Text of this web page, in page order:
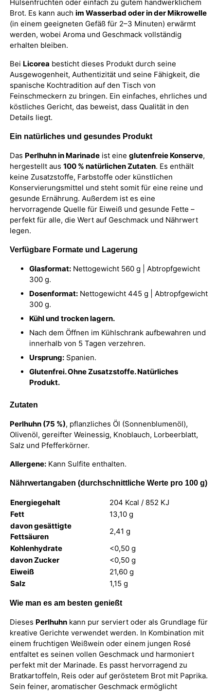
Hülsenfrüchten oder einfach zu gutem handwerklichem
Brot. Es kann auch im Wasserbad oder in der Mikrowelle
(in einem geeigneten Gefäß für 2–3 Minuten) erwärmt
werden, wobei Aroma und Geschmack vollständig
erhalten bleiben.
Bei Licorea besticht dieses Produkt durch seine
Ausgewogenheit, Authentizität und seine Fähigkeit, die
spanische Kochtradition auf den Tisch von
Feinschmeckern zu bringen. Ein einfaches, ehrliches und
köstliches Gericht, das beweist, dass Qualität in den
Details liegt.
Ein natürliches und gesundes Produkt
Das Perlhuhn in Marinade ist eine glutenfreie Konserve,
hergestellt aus 100 % natürlichen Zutaten. Es enthält
keine Zusatzstoffe, Farbstoffe oder künstlichen
Konservierungsmittel und steht somit für eine reine und
gesunde Ernährung. Außerdem ist es eine
hervorragende Quelle für Eiweiß und gesunde Fette –
perfekt für alle, die Wert auf Geschmack und Nährwert
legen.
Verfügbare Formate und Lagerung
Glasformat: Nettogewicht 560 g | Abtropfgewicht
300 g.
Dosenformat: Nettogewicht 445 g | Abtropfgewicht
300 g.
Kühl und trocken lagern.
Nach dem Öffnen im Kühlschrank aufbewahren und
innerhalb von 5 Tagen verzehren.
Ursprung: Spanien.
Glutenfrei. Ohne Zusatzstoffe. Natürliches
Produkt.
Zutaten
Perlhuhn (75 %), pflanzliches Öl (Sonnenblumenöl),
Olivenöl, gereifter Weinessig, Knoblauch, Lorbeerblatt,
Salz und Pfefferkörner.
Allergene: Kann Sulfite enthalten.
Nährwertangaben (durchschnittliche Werte pro 100 g)
Energiegehalt
204 Kcal / 852 KJ
Fett
13,10 g
davon gesättigte
Fettsäuren
2,41 g
Kohlenhydrate
<0,50 g
davon Zucker
<0,50 g
Eiweiß
21,60 g
Salz
1,15 g
Wie man es am besten genießt
Dieses Perlhuhn kann pur serviert oder als Grundlage für
kreative Gerichte verwendet werden. In Kombination mit
einem fruchtigen Weißwein oder einem jungen Rosé
entfaltet es seinen vollen Geschmack und harmoniert
perfekt mit der Marinade. Es passt hervorragend zu
Bratkartoffeln, Reis oder auf geröstetem Brot mit Paprika.
Sein feiner, aromatischer Geschmack ermöglicht